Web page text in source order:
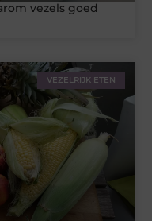
vezels goed
VEZELRIJK ETEN